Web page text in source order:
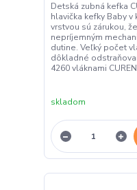
Detská zubná kefka
hlavička kefky Baby
vrstvou sú zárukou,
nepríjemným
dutine. Veľký počet
dôkladné
4260 vláknami
skladom